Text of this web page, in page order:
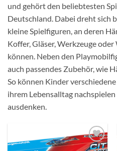
und gehört den beliebtesten
Deutschland. Dabei dreht sich
kleine Spielfiguren, an deren
Koffer, Gläser, Werkzeuge
können. Neben den
auch passendes Zubehör, wie
So können Kinder
ihrem Lebensalltag
ausdenken.
Auf die